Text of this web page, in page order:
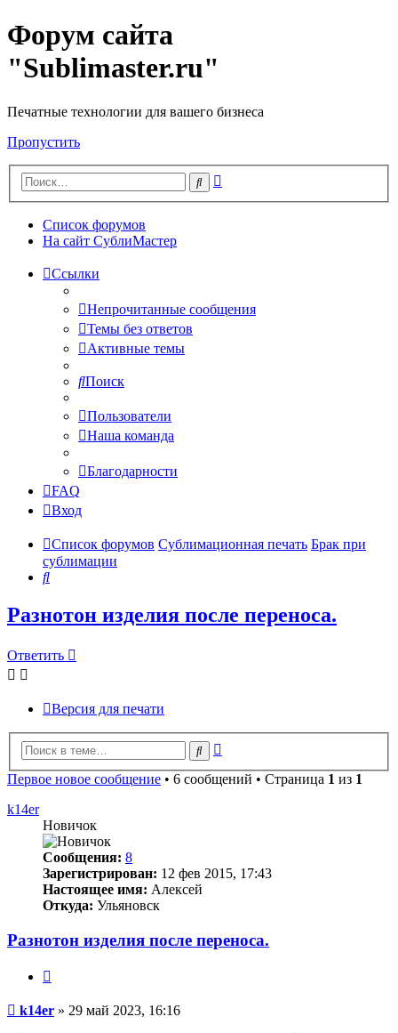
Форум сайта
"Sublimaster.ru"
Печатные технологии для вашего бизнеса
Пропустить
Поиск
Список форумов
На сайт СублиМастер
Ссылки
Непрочитанные сообщения
Темы без ответов
Активные темы
Поиск
Пользователи
Наша команда
Благодарности
FAQ
Вход
Список форумов Сублимационная печать Брак при
сублимации
Поиск
Разнотон изделия после переноса.
Ответить
Версия для печати
Поиск
Первое новое сообщение • 6 сообщений • Страница 1 из 1
k14er
Новичок
Сообщения: 8
Зарегистрирован: 12 фев 2015, 17:43
Настоящее имя: Алексей
Откуда: Ульяновск
Разнотон изделия после переноса.
Непрочитанное
k14er » 29 май 2023, 16:16